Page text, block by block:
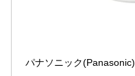
パナソニック(Panasonic)